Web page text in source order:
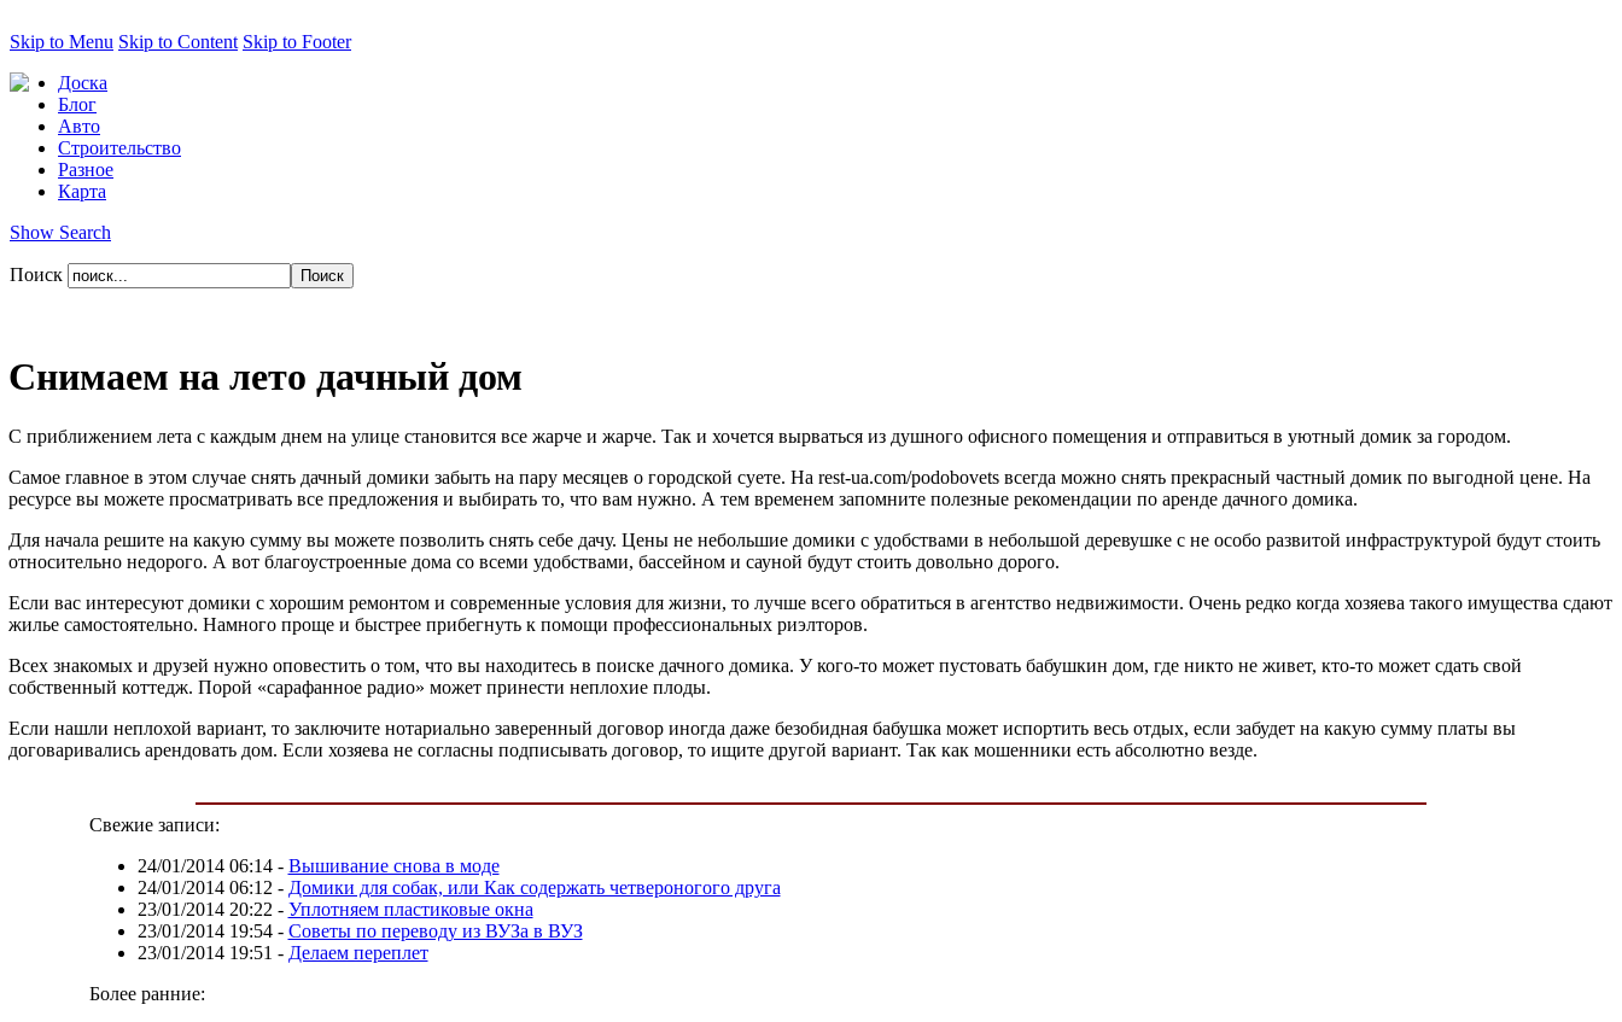
Skip to Menu Skip to Content Skip to Footer
Доска
Блог
Авто
Строительство
Разное
Карта
Show Search
Поиск
Cнимаем на лето дачный дом
С приближением лета с каждым днем на улице становится все жарче и жарче. Так и хочется вырваться из душного офисного помещения и отправиться в уютный домик за городом.
Самое главное в этом случае снять дачный домики забыть на пару месяцев о городской суете. На rest-ua.com/podobovets всегда можно снять прекрасный частный домик по выгодной цене. На
ресурсе вы можете просматривать все предложения и выбирать то, что вам нужно. А тем временем запомните полезные рекомендации по аренде дачного домика.
Для начала решите на какую сумму вы можете позволить снять себе дачу. Цены не небольшие домики с удобствами в небольшой деревушке с не особо развитой инфраструктурой будут стоить
относительно недорого. А вот благоустроенные дома со всеми удобствами, бассейном и сауной будут стоить довольно дорого.
Если вас интересуют домики с хорошим ремонтом и современные условия для жизни, то лучше всего обратиться в агентство недвижимости. Очень редко когда хозяева такого имущества сдают
жилье самостоятельно. Намного проще и быстрее прибегнуть к помощи профессиональных риэлторов.
Всех знакомых и друзей нужно оповестить о том, что вы находитесь в поиске дачного домика. У кого-то может пустовать бабушкин дом, где никто не живет, кто-то может сдать свой
собственный коттедж. Порой «сарафанное радио» может принести неплохие плоды.
Если нашли неплохой вариант, то заключите нотариально заверенный договор иногда даже безобидная бабушка может испортить весь отдых, если забудет на какую сумму платы вы
договаривались арендовать дом. Если хозяева не согласны подписывать договор, то ищите другой вариант. Так как мошенники есть абсолютно везде.
Свежие записи:
24/01/2014 06:14- Вышивание снова в моде
24/01/2014 06:12 - Домики для собак, или Как содержать четвероногого друга
23/01/2014 20:22 - Уплотняем пластиковые окна
23/01/2014 19:54- Советы по переводу из ВУЗа в ВУЗ
23/01/2014 19:51 - Делаем переплет
Более ранние: